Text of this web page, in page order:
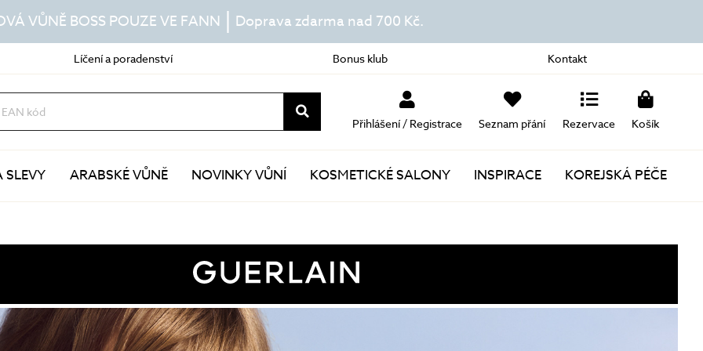
VŮNĚ BOSS POUZE VE FANN | Doprava zdarma nad 700 Kč.
Líčení a poradenství Bonus klub Kontakt
Přihlášení / Registrace Seznam přání Rezervace Košík
esence
péče o rty
krk a dekolt
termální vody a mlhy
masky
kúry
pomůcky v péči o pleť
lokální ošetření
sluneční péče
samoopalování
SLEVY ARABSKÉ VŮNĚ NOVINKY VŮNÍ KOSMETICKÉ SALONY INSPIRACE KOREJSKÁ PÉČE